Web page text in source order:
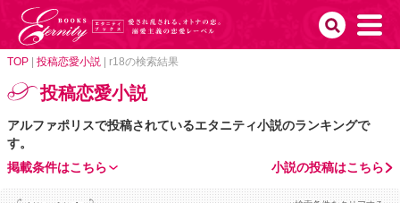
TOP 投稿恋愛小説 r18の検索結果
投稿恋愛小説
アルファポリスで投稿されているエタニティ小説のランキングで
す。
小説の投稿はこちら
掲載条件はこちら